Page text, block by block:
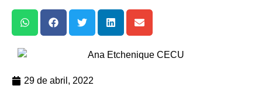
29 de abril, 2022